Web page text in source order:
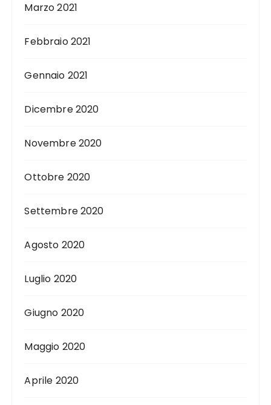
Marzo 2021
Febbraio 2021
Gennaio 2021
Dicembre 2020
Novembre 2020
Ottobre 2020
Settembre 2020
Agosto 2020
Luglio 2020
Giugno 2020
Maggio 2020
Aprile 2020